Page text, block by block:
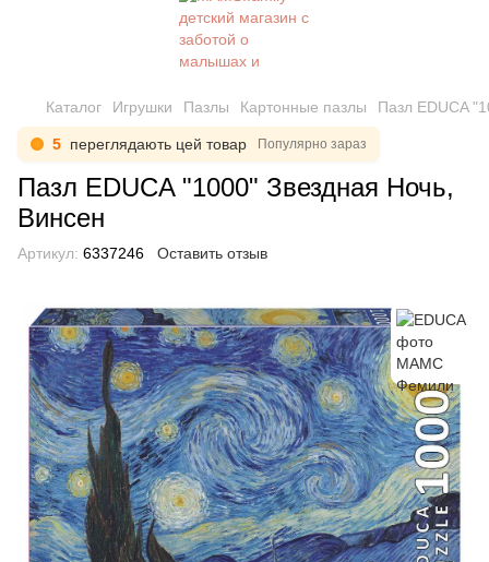
Каталог Игрушки Пазлы Картонные пазлы Пазл EDUCA
5 переглядають цей товар Популярно зараз
Пазл EDUCA "1000" Звездная Ночь,
Винсен
Артикул: 6337246 Оставить отзыв